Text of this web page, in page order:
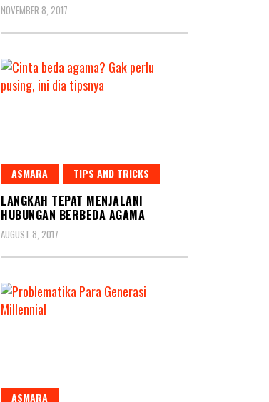
NOVEMBER 8, 2017
ASMARA TIPS AND TRICKS
LANGKAH TEPAT MENJALANI
HUBUNGAN BERBEDA AGAMA
AUGUST 8, 2017
ASMARA